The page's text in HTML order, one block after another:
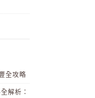
全攻略
解析：